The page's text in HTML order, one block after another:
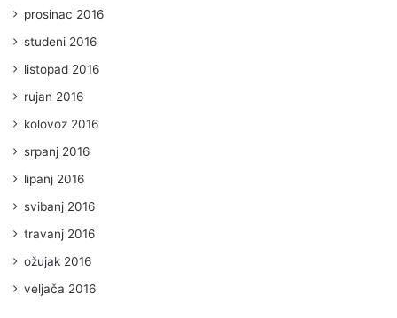
prosinac 2016
studeni 2016
listopad 2016
rujan 2016
kolovoz 2016
srpanj 2016
lipanj 2016
svibanj 2016
travanj 2016
ožujak 2016
veljača 2016